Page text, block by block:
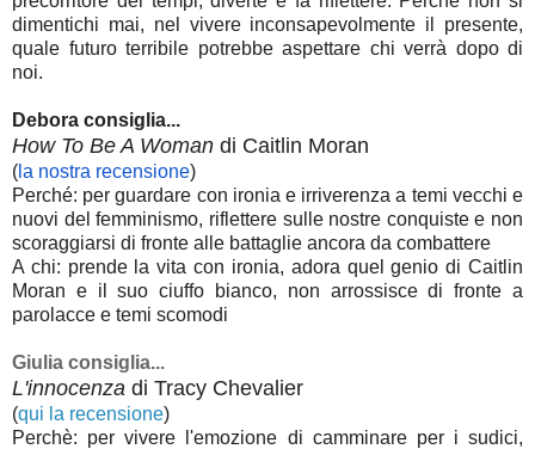
dimentichi mai, nel vivere inconsapevolmente il presente,
quale futuro terribile potrebbe aspettare chi verrà dopo di
noi.
Debora consiglia...
How To Be A Woman di Caitlin Moran
( la nostra recensione)
Perché: per guardare con ironia e irriverenza a temi vecchi e
nuovi del femminismo, riflettere sulle nostre conquiste e non
scoraggiarsi di fronte alle battaglie ancora da combattere
A chi: prende la vita con ironia, adora quel genio di Caitlin
Moran e il suo ciuffo bianco, non arrossisce di fronte a
parolacce e temi scomodi
Giulia consiglia...
L'innocenza di Tracy Chevalier
(qui la recensione)
Perchè: per vivere l'emozione di camminare per i sudici,